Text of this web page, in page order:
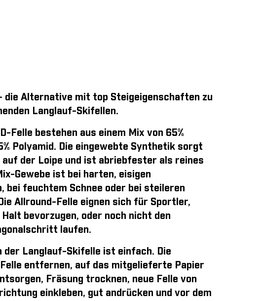
die Alternative mit top Steigeigenschaften zu
Langlauf-Skifellen.
Felle bestehen aus einem Mix von 65%
Polyamid. Die eingewebte Synthetik sorgt
auf der Loipe und ist abriebfester als reines
Gewebe ist bei harten, eisigen
bei feuchtem Schnee oder bei steileren
Allround-Felle eignen sich für Sportler,
bevorzugen, oder noch nicht den
laufen.
der Langlauf-Skifelle ist einfach. Die
entfernen, auf das mitgelieferte Papier
Fräsung trocknen, neue Felle von
einkleben, gut andrücken und vor dem